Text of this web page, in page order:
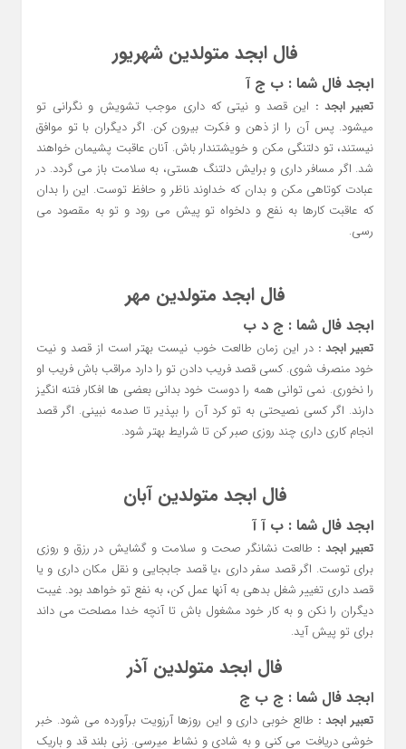
فال ابجد متولدین شهریور
ابجد فال شما : ب ج آ
تعبیر ابجد : این قصد و نیتی که داری موجب تشویش و نگرانی تو
میشود. پس آن را از ذهن و فکرت بیرون کن. اگر دیگران با تو موافق
نیستند، تو دلتنگی مکن و خویشتندار باش. آنان عاقبت پشیمان خواهند
شد. اگر مسافر داری و برایش دلتنگ هستی، به سلامت باز می گردد. در
عبادت کوتاهی مکن و بدان که خداوند ناظر و حافظ توست. این را بدان
که عاقبت کارها به نفع و دلخواه تو پیش می رود و تو به مقصود می
رسی.
فال ابجد متولدین مهر
ابجد فال شما : ج د ب
تعبیر ابجد : در این زمان طالعت خوب نیست بهتر است از قصد و نیت
خود منصرف شوی. کسی قصد فریب دادن تو را دارد مراقب باش فریب او
را نخوری. نمی توانی همه را دوست خود بدانی بعضی ها افکار فتنه انگیز
دارند. اگر کسی نصیحتی به تو کرد آن را بپذیر تا صدمه نبینی. اگر قصد
انجام کاری داری چند روزی صبر کن تا شرایط بهتر شود.
فال ابجد متولدین آبان
ابجد فال شما : ب آ آ
تعبیر ابجد : طالعت نشانگر صحت و سلامت و گشایش در رزق و روزی
برای توست. اگر قصد سفر داری ،یا قصد جابجایی و نقل مکان داری و یا
قصد داری تغییر شغل بدهی به آنها عمل کن، به نفع تو خواهد بود. غیبت
دیگران را نکن و به کار خود مشغول باش تا آنچه خدا مصلحت می داند
برای تو پیش آید.
فال ابجد متولدین آذر
ابجد فال شما : ج ب ج
تعبیر ابجد : طالع خوبی داری و این روزها آرزویت برآورده می شود. خبر
خوشی دریافت می کنی و به شادی و نشاط میرسی. زنی بلند قد و باریک